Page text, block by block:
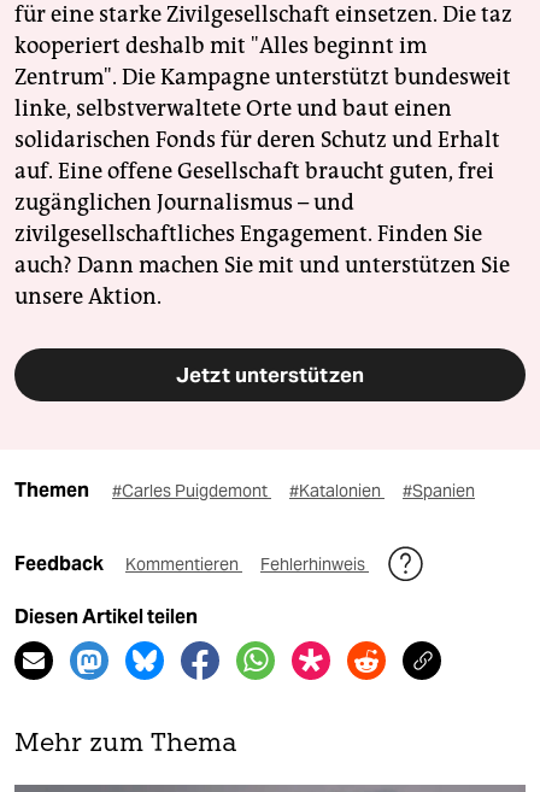
für eine starke Zivilgesellschaft einsetzen. Die taz
kooperiert deshalb mit "Alles beginnt im
Zentrum". Die Kampagne unterstützt bundesweit
linke, selbstverwaltete Orte und baut einen
solidarischen Fonds für deren Schutz und Erhalt
auf. Eine offene Gesellschaft braucht guten, frei
zugänglichen Journalismus – und
zivilgesellschaftliches Engagement. Finden Sie
auch? Dann machen Sie mit und unterstützen Sie
unsere Aktion.
Jetzt unterstützen
Themen #Carles Puigdemont #Katalonien #Spanien
Feedback Kommentieren Fehlerhinweis
Diesen Artikel teilen
Mehr zum Thema